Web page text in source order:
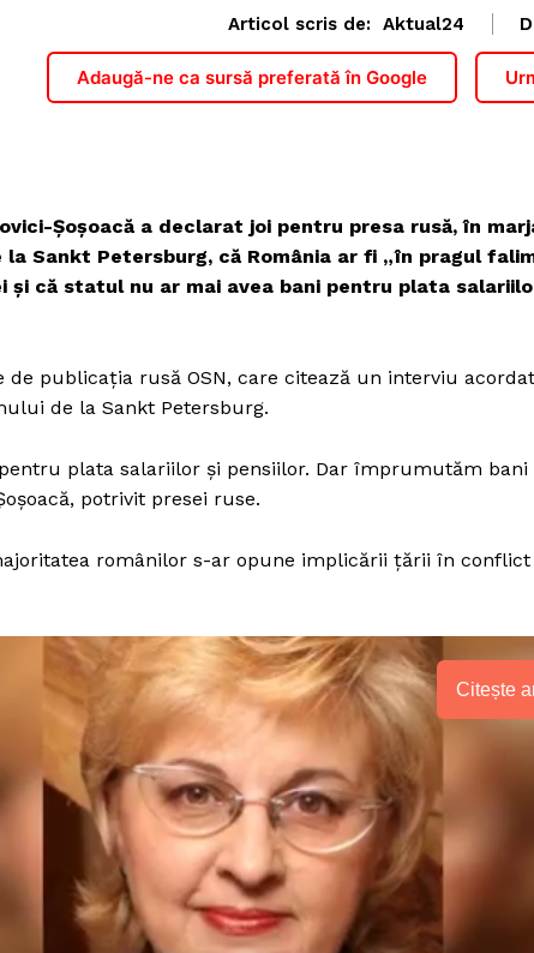
Articol scris de: Aktual24
Adaugă-ne ca sursă preferată în Google
Şoşoacă a declarat joi pentru presa rusă, în
Sankt Petersburg, că România ar fi „în pragul
şi că statul nu ar mai avea bani pentru plata
publicaţia rusă OSN, care citează un interviu
de la Sankt Petersburg.
plata salariilor şi pensiilor. Dar împrumutăm
potrivit presei ruse.
românilor s-ar opune implicării ţării în
Citește